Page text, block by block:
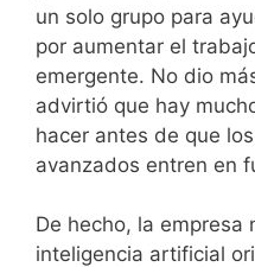
un solo grupo para
por aumentar el
emergente. No dio
advirtió que hay
hacer antes de que
avanzados entren en
De hecho, la empresa
inteligencia artificial